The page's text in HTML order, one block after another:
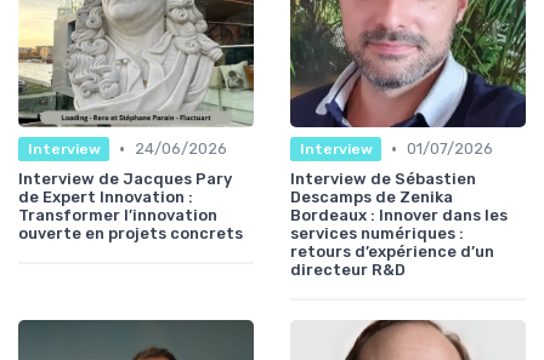
Interview •
24/06/2026
Interview de Jacques Pary
de Expert Innovation :
Transformer l’innovation
ouverte en projets concrets
Interview • 01/07/2026
Interview de Sébastien
Descamps de Zenika
Bordeaux : Innover dans les
services numériques :
retours d’expérience d’un
directeur R&D